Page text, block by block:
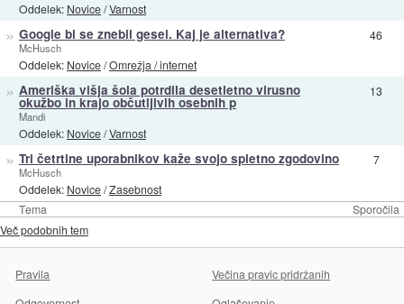
Tema Sporočila
Oddelek: Novice/Varnost
» Google bi se znebil gesel. Kaj je alternativa?
McHusch
Oddelek: Novice/Omrežja / internet
46
» Ameriška višja šola potrdila desetletno virusno
okužbo in krajo občutljivih osebnih p
Mandi
Oddelek: Novice/Varnost
13
» Tri četrtine uporabnikov kaže svojo spletno zgodovino
McHusch
Oddelek: Novice/Zasebnost
7
Več podobnih tem
Pravila
Večina pravic pridržanih